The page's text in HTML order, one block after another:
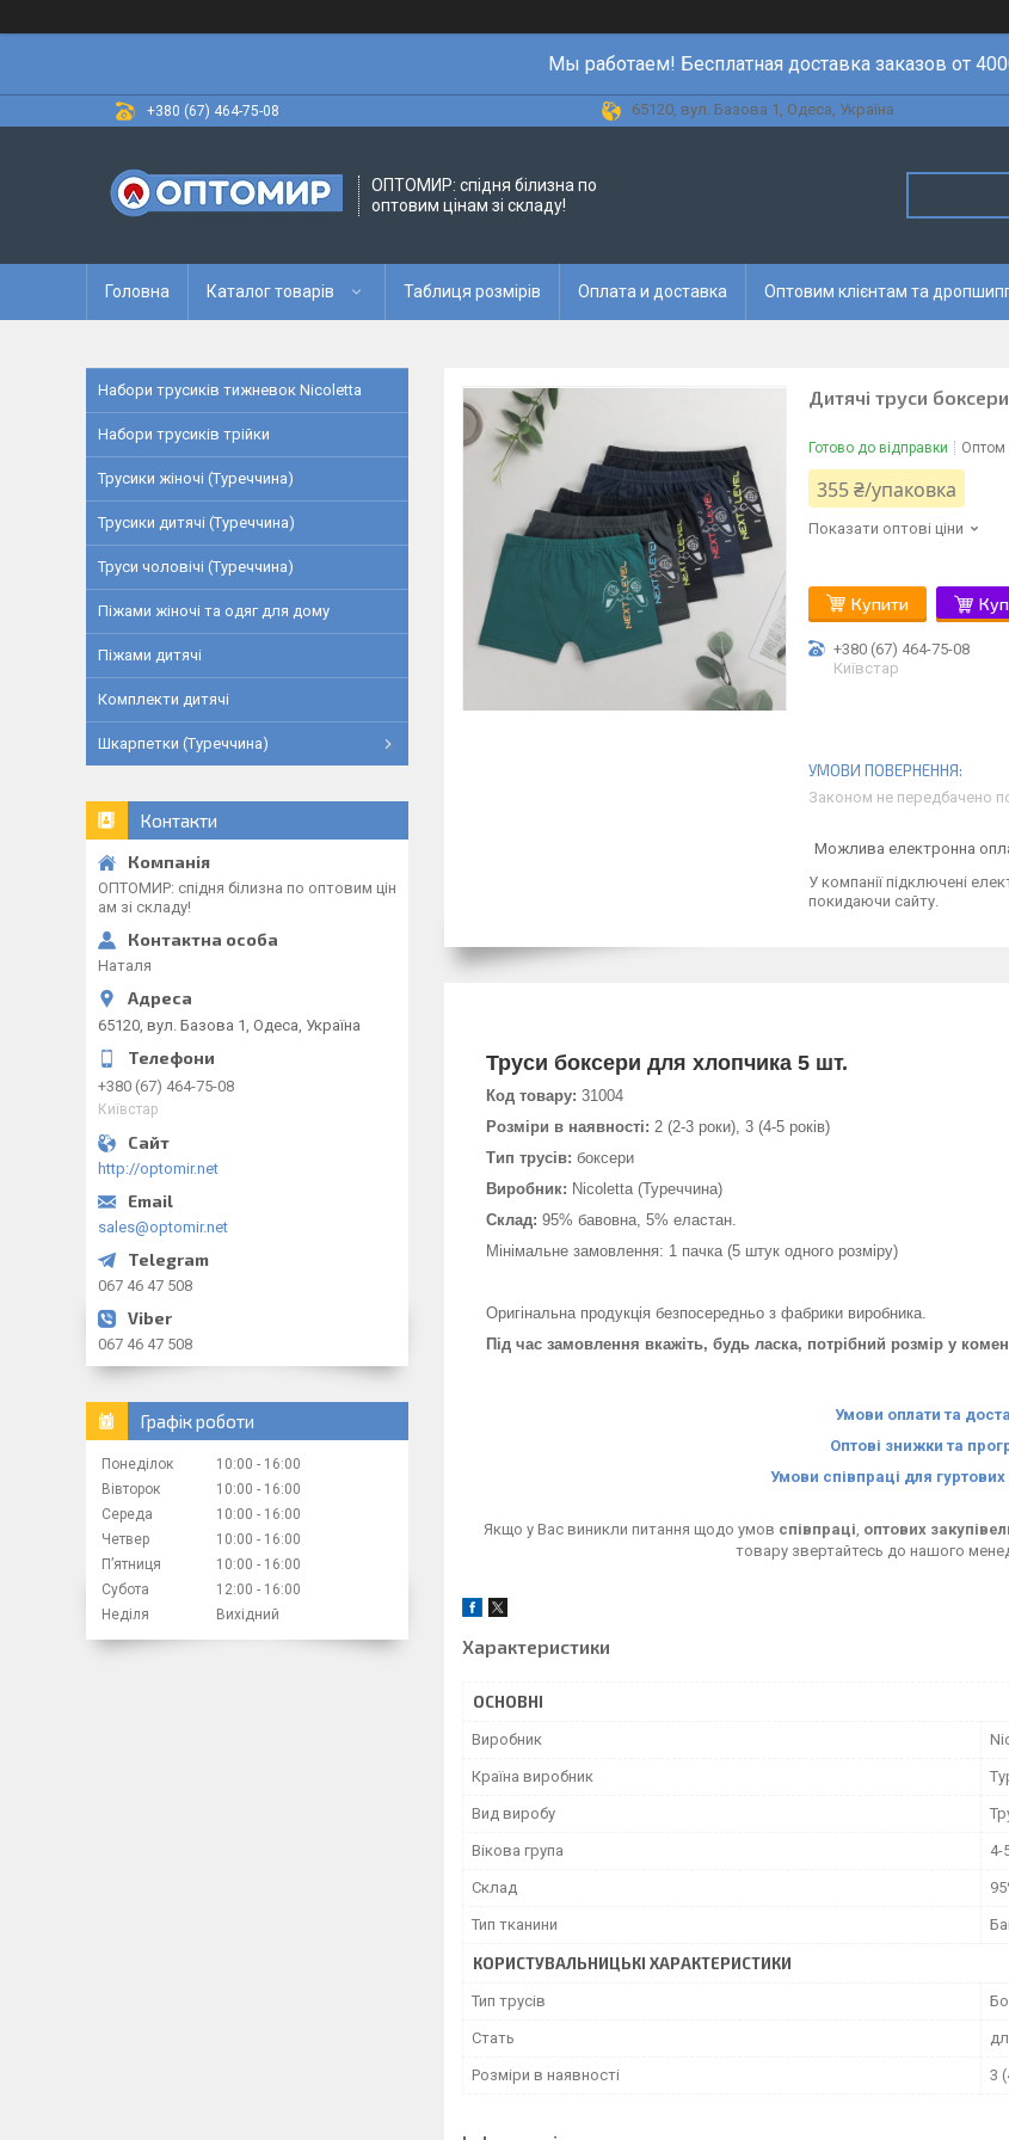
Мы работаем! Бесплатная доставка заказов от
+380 (67) 464-75-08 65120, вул. Базова 1, Одеса, Україна
ОПТОМИР: спідня білизна по
оптовим цінам зі складу!
Головна Каталог товарів Таблиця розмірів Оплата и доставка Оптовим клієнтам та
Дитячі труси
Готово до відправки Оптом
355 ₴/упаковка
Показати оптові ціни
Купити
+380 (67) 464-75-08
Київстар
Законом не передбачено
У компанії підключені
покидаючи сайту.
Труси боксери для хлопчика 5 шт.
Код товару: 31004
Розміри в наявності: 2 (2-3 роки), 3 (4-5 років)
Тип трусів: боксери
Виробник: Nicoletta (Туреччина)
Склад: 95% бавовна, 5% еластан.
Мінімальне замовлення: 1 пачка (5 штук одного розміру)
Оригінальна продукція безпосередньо з фабрики виробника.
Під час замовлення вкажіть, будь ласка, потрібний розмір у
Умови оплати та
Оптові знижки та
Умови співпраці для
Якщо у Вас виникли питання щодо умов співпраці оптових
товару звертайтесь до нашого
Характеристики
ОСНОВНІ
Виробник
Країна виробник
Вид виробу
Вікова група 4-
Склад
Тип тканини
КОРИСТУВАЛЬНИЦЬКІ ХАРАКТЕРИСТИКИ
Тип трусів
Cтать
Розміри в наявності 3
Набори трусиків тижневок Nicoletta
Набори трусиків трійки
Трусики жіночі (Туреччина)
Трусики дитячі (Туреччина)
Труси чоловічі (Туреччина)
Піжами жіночі та одяг для дому
Піжами дитячі
Комплекти дитячі
Шкарпетки (Туреччина)
Контакти
ОПТОМИР: спідня білизна по оптовим цін
ам зі складу!
Наталя
65120, вул. Базова 1, Одеса, Україна
+380 (67) 464-75-08
Київстар
http://optomir.net
sales@optomir.net
067 46 47 508
067 46 47 508
Графік роботи
Понеділок 10:00
16:00
Вівторок
10:00
16:00
Середа
10:00
16:00
Четвер
10:00
16:00
Пʼятниця
10:00
16:00
Субота
12:00
16:00
Неділя
Вихідний